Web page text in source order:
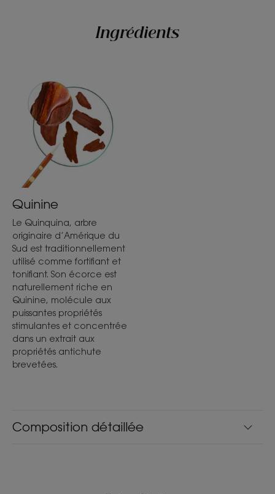
Ingrédients
Composition détaillée
Quinine
Le Quinquina, arbre
originaire d’Amérique du
Sud est traditionnellement
utilisé comme fortifiant et
tonifiant. Son écorce est
naturellement riche en
Quinine, molécule aux
puissantes propriétés
stimulantes et concentrée
dans un extrait aux
propriétés antichute
brevetées.